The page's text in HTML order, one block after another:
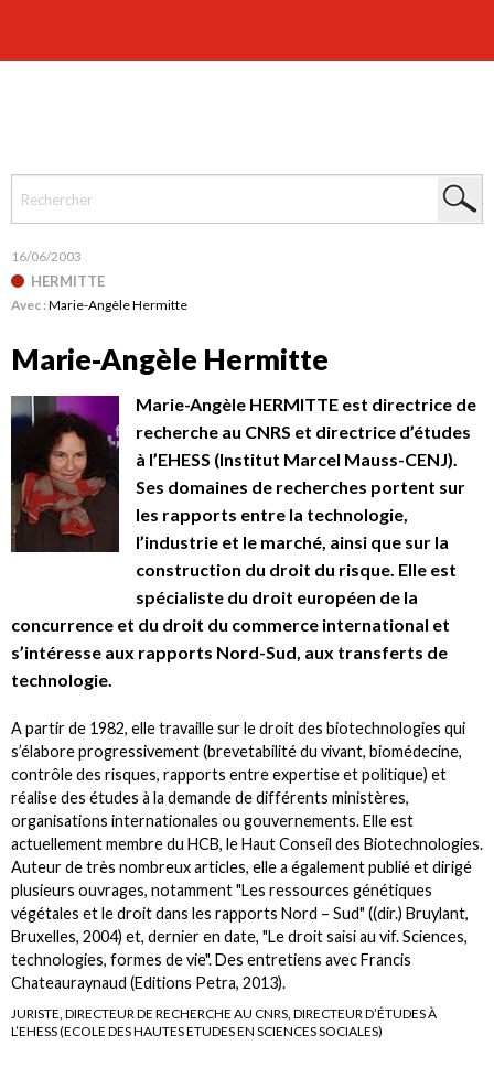
16/06/2003
HERMITTE
Avec :Marie-Angèle Hermitte
Marie-Angèle Hermitte
Marie-Angèle HERMITTE est directrice de
recherche au CNRS et directrice d’études
à l’EHESS (Institut Marcel Mauss-CENJ).
Ses domaines de recherches portent sur
les rapports entre la technologie,
l’industrie et le marché, ainsi que sur la
construction du droit du risque. Elle est
spécialiste du droit européen de la
concurrence et du droit du commerce international et
s’intéresse aux rapports Nord-Sud, aux transferts de
technologie.
A partir de 1982, elle travaille sur le droit des biotechnologies qui
s’élabore progressivement (brevetabilité du vivant, biomédecine,
contrôle des risques, rapports entre expertise et politique) et
réalise des études à la demande de différents ministères,
organisations internationales ou gouvernements. Elle est
actuellement membre du HCB, le Haut Conseil des Biotechnologies.
Auteur de très nombreux articles, elle a également publié et dirigé
plusieurs ouvrages, notamment "Les ressources génétiques
végétales et le droit dans les rapports Nord – Sud" ((dir.) Bruylant,
Bruxelles, 2004) et, dernier en date, "Le droit saisi au vif. Sciences,
technologies, formes de vie". Des entretiens avec Francis
Chateauraynaud (Editions Petra, 2013).
JURISTE, DIRECTEUR DE RECHERCHE AU CNRS, DIRECTEUR D’ÉTUDES À
L’EHESS (ECOLE DES HAUTES ETUDES EN SCIENCES SOCIALES)